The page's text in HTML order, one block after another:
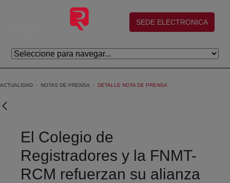
Saltar al contenido principal
(abre en nueva ventana)
SEDE ELECTRONICA
ACTUALIDAD NOTAS DE PRENSA DETALLE NOTA DE PRENSA
El Colegio de
Registradores y la FNMT-
RCM refuerzan su alianza